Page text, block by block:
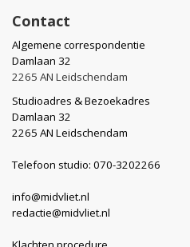
Contact
Algemene correspondentie
Damlaan 32
2265 AN Leidschendam
Studioadres & Bezoekadres
Damlaan 32
2265 AN Leidschendam
Telefoon studio: 070-3202266
info@midvliet.nl
redactie@midvliet.nl